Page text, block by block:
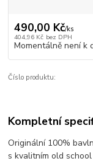
490,00 Kč/ks
404,96 Kč bez DPH
Momentálně není k
Číslo produktu:
Kompletní
Originální 100%
s kvalitním old